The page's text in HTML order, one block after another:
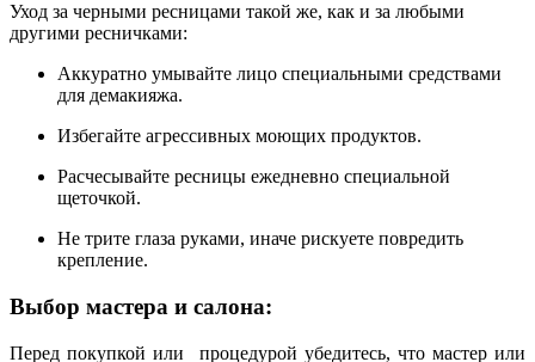
Уход за черными ресницами такой же, как и за любыми
другими ресничками:
Аккуратно умывайте лицо специальными средствами
для демакияжа.
Избегайте агрессивных моющих продуктов.
Расчесывайте ресницы ежедневно специальной
щеточкой.
Не трите глаза руками, иначе рискуете повредить
крепление.
Выбор мастера и салона:
Перед покупкой или процедурой убедитесь, что мастер или